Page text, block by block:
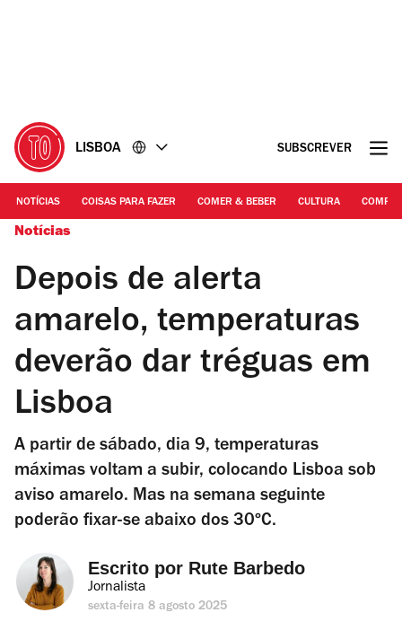
LISBOA SUBSCREVER
NOTÍCIAS COISAS PARA FAZER COMER & BEBER CULTURA
Notícias
Depois de alerta
amarelo, temperaturas
deverão dar tréguas em
Lisboa
A partir de sábado, dia 9, temperaturas
máximas voltam a subir, colocando Lisboa sob
aviso amarelo. Mas na semana seguinte
poderão fixar-se abaixo dos 30ºC.
Escrito por Rute Barbedo
Jornalista
sexta-feira 8 agosto 2025